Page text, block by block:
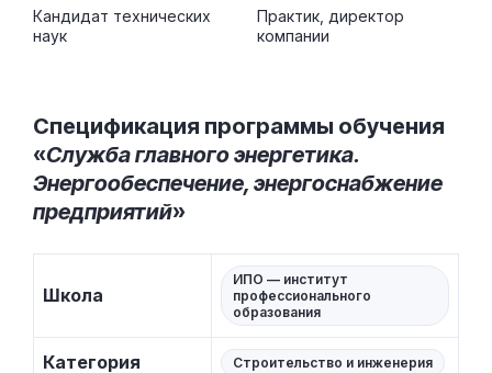
Кандидат технических
наук
Практик, директор
компании
Спецификация программы обучения
«Служба главного энергетика.
Энергообеспечение, энергоснабжение
предприятий»
Школа
ИПО — институт
профессионального
образования
Категория Строительство и инженерия